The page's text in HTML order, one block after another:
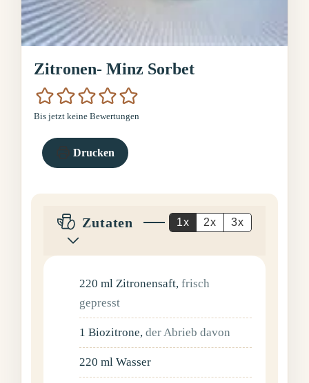
Zitronen- Minz Sorbet
Bis jetzt keine Bewertungen
Drucken
Zutaten 1x 2x 3x
220 ml Zitronensaft,frisch
gepresst
1 Biozitrone,der Abrieb davon
220 ml Wasser